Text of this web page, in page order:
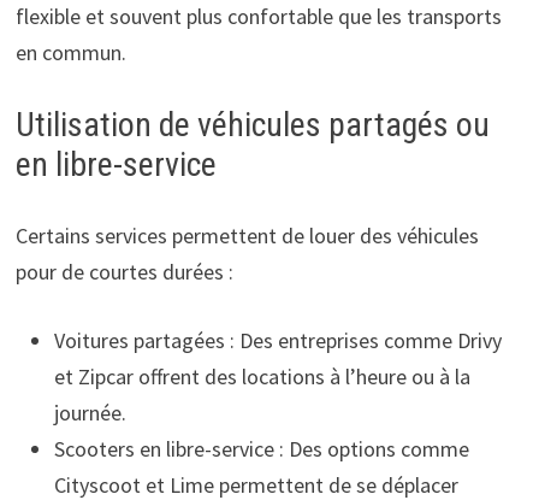
flexible et souvent plus confortable que les transports
en commun.
Utilisation de véhicules partagés ou
en libre-service
Certains services permettent de louer des véhicules
pour de courtes durées :
Voitures partagées : Des entreprises comme Drivy
et Zipcar offrent des locations à l’heure ou à la
journée.
Scooters en libre-service : Des options comme
Cityscoot et Lime permettent de se déplacer